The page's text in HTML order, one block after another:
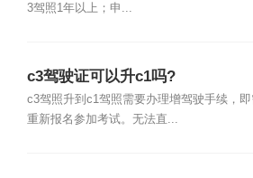
3驾照1年以上；申...
c3驾驶证可以升c1吗?
c3驾照升到c1驾照需要办理增驾驶手续，
重新报名参加考试。无法直...